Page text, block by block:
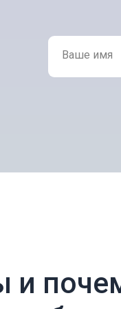
Ваше имя
и